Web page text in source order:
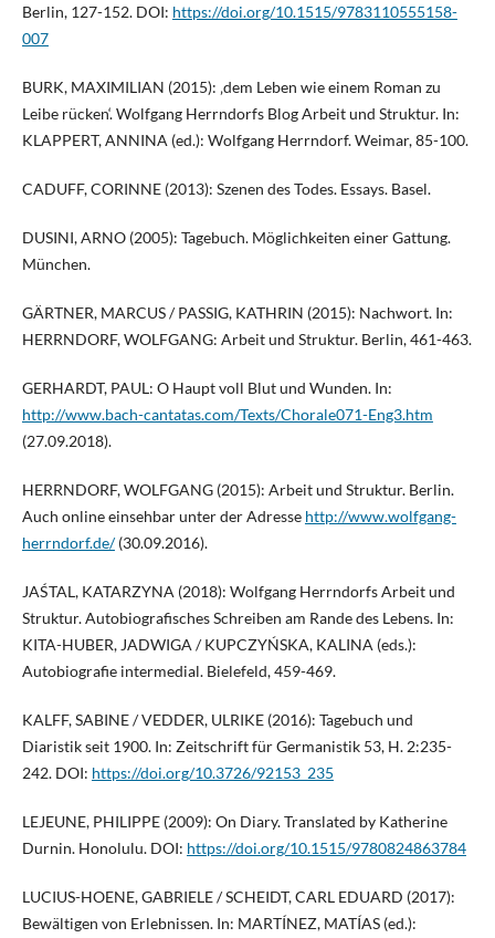
Berlin, 127-152. DOI: https://doi.org/10.1515/9783110555158-
007
BURK, MAXIMILIAN (2015): ‚dem Leben wie einem Roman zu
Leibe rücken‘. Wolfgang Herrndorfs Blog Arbeit und Struktur. In:
KLAPPERT, ANNINA (ed.): Wolfgang Herrndorf. Weimar, 85-100.
CADUFF, CORINNE (2013): Szenen des Todes. Essays. Basel.
DUSINI, ARNO (2005): Tagebuch. Möglichkeiten einer Gattung.
München.
GÄRTNER, MARCUS / PASSIG, KATHRIN (2015): Nachwort. In:
HERRNDORF, WOLFGANG: Arbeit und Struktur. Berlin, 461-463.
GERHARDT, PAUL: O Haupt voll Blut und Wunden. In:
http://www.bach-cantatas.com/Texts/Chorale071-Eng3.htm
(27.09.2018).
HERRNDORF, WOLFGANG (2015): Arbeit und Struktur. Berlin.
Auch online einsehbar unter der Adresse http://www.wolfgang-
herrndorf.de/(30.09.2016).
JAŚTAL, KATARZYNA (2018): Wolfgang Herrndorfs Arbeit und
Struktur. Autobiografisches Schreiben am Rande des Lebens. In:
KITA-HUBER, JADWIGA / KUPCZYŃSKA, KALINA (eds.):
Autobiografie intermedial. Bielefeld, 459-469.
KALFF, SABINE / VEDDER, ULRIKE (2016): Tagebuch und
Diaristik seit 1900. In: Zeitschrift für Germanistik 53, H. 2:235-
242. DOI: https://doi.org/10.3726/92153_235
LEJEUNE, PHILIPPE (2009): On Diary. Translated by Katherine
Durnin. Honolulu. DOI: https://doi.org/10.1515/9780824863784
LUCIUS-HOENE, GABRIELE / SCHEIDT, CARL EDUARD (2017):
Bewältigen von Erlebnissen. In: MARTÍNEZ, MATÍAS (ed.):